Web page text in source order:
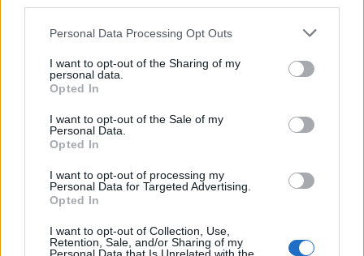
Personal Data Processing Opt Outs
I want to opt-out of the Sharing of my
personal data.
Opted In
I want to opt-out of the Sale of my
Personal Data.
Opted In
I want to opt-out of processing my
Personal Data for Targeted Advertising.
Opted In
I want to opt-out of Collection, Use,
Retention, Sale, and/or Sharing of my
Ciudad Alta) y 47 (Puerto-Tamaraceite, por Lomo Los
Náutico o Mesa y López, 3) y regresarán a su punto de
origen sin carga de viajeros para volver a transportar a
más usuarios hasta el lugar del espectáculo.
Guaguas Municipales dispone de 42
paradas con paneles de información
en tiempo real del horario de paso
de los servicios
08/01/2014
Guaguas Municipales (GM) ha instalado dos nuevos